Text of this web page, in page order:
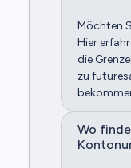
Möchten
Hier
die
zu
Wo